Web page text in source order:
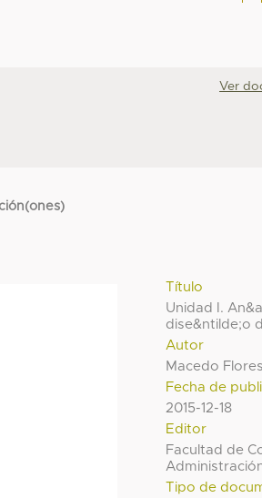
Ver
Título
Unidad I.
dise&ntilde;o
Autor
Macedo
Fecha de
2015-12-18
Editor
Facultad de
Tipo de